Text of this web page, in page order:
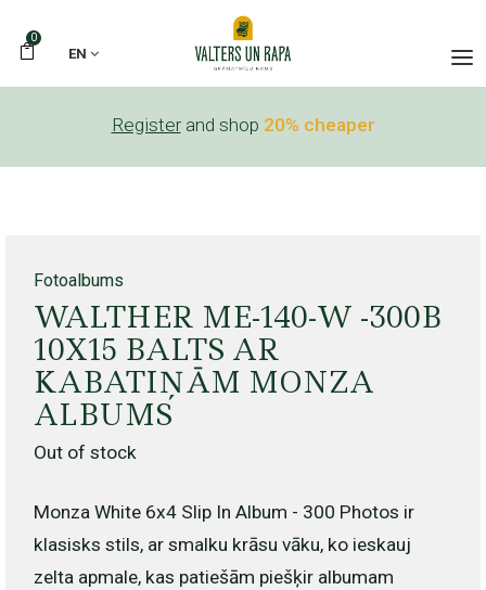
0
EN
Register and shop 20% cheaper
Fotoalbums
WALTHER ME-140-W -300B
10X15 BALTS AR
KABATIŅĀM MONZA
ALBUMS
Out of stock
Monza White 6x4 Slip In Album - 300 Photos ir
klasisks stils, ar smalku krāsu vāku, ko ieskauj
zelta apmale, kas patiešām piešķir albumam